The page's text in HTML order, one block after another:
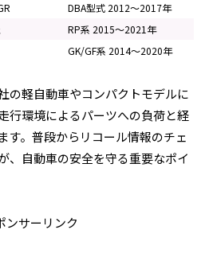
DBA型式 2012〜2017年
RP系 2015〜2021年
GK/GF系 2014〜2020年
の軽自動車やコンパクトモデルに
行環境によるパーツへの負荷と経
す。普段からリコール情報のチェ
、自動車の安全を守る重要なポイ
ンサーリンク